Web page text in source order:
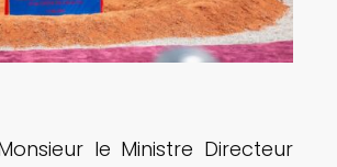
le Ministre Directeur